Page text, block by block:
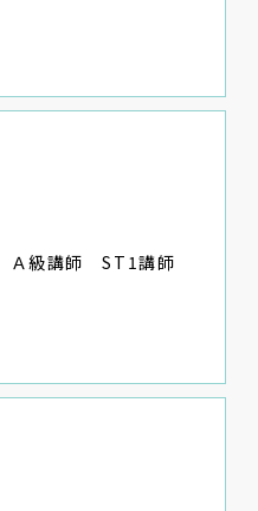
Ａ級講師 ST1講師